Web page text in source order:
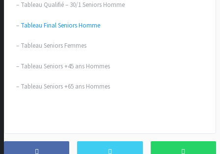
– Tableau Qualifié – 30/1 Seniors Homme
– Tableau Final Seniors Homme
– Tableau Seniors Femmes
– Tableau Seniors +45 ans Hommes
– Tableau Seniors +65 ans Hommes